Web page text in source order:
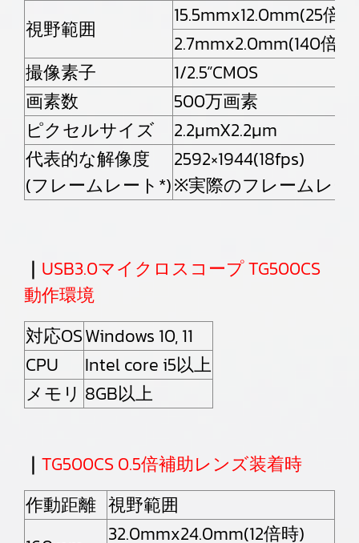
視野範囲
15.5mmx12.0mm(25倍
2.7mmx2.0mm(140倍
撮像素子
1/2.5”CMOS
画素数
500万画素
ピクセルサイズ
2.2μmX2.2μm
代表的な解像度
(フレームレート*)
2592×1944(18fps)
※実際のフレームレー
｜ USB3.0マイクロスコープ TG500CS
動作環境
対応OSWindows 10, 11
CPU
Intel core i5以上
メモリ 8GB以上
｜ TG500CS 0.5倍補助レンズ装着時
作動距離 視野範囲
32.0mmx24.0mm(12倍時)